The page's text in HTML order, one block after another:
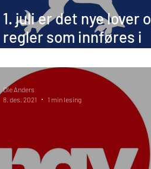
1. juli er det nye lover
regler som innføres i
Ole Anders
8. des. 2021
1 min lesing